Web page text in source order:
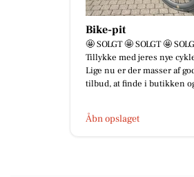
Bike-pit
🤩 SOLGT 🤩 SOLGT 🤩
Tillykke med jeres nye
Lige nu er der masser af
tilbud, at finde i butikken
Åbn opslaget